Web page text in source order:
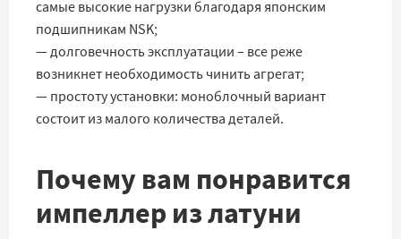
самые высокие нагрузки благодаря японским
подшипникам NSK;
— долговечность эксплуатации – все реже
возникнет необходимость чинить агрегат;
— простоту установки: моноблочный вариант
состоит из малого количества деталей.
Почему вам понравится
импеллер из латуни